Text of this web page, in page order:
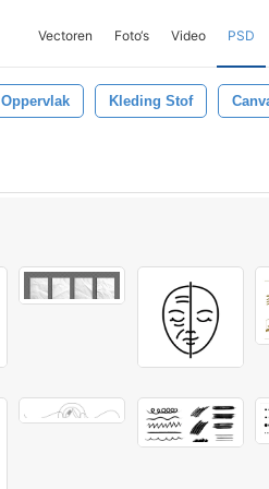
Vectoren Foto‘s Video PSD
Oppervlak Kleding Stof